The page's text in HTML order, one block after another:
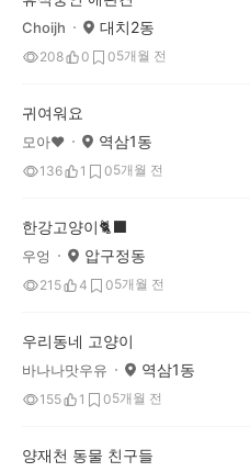
Choijh 대치2동
208 0 05개월 전
귀여워요
모아❤ 역삼1동
136 1 05개월 전
한강고양이🐈‍⬛
우엉 압구정동
215 4 05개월 전
우리동네 고양이
바나나맛우유 역삼1동
155 1 05개월 전
양재천 동물 친구들